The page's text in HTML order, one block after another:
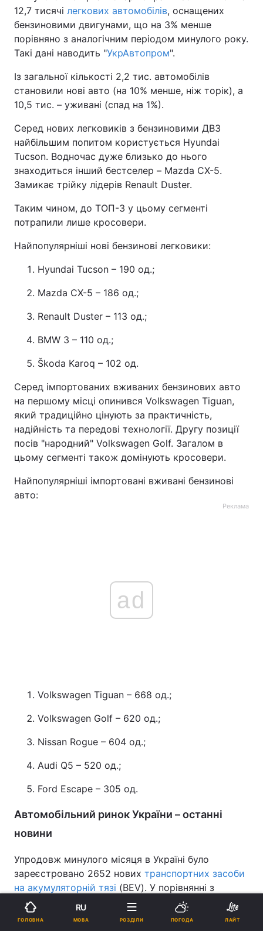
12,7 тисячі легкових автомобілів, оснащених
бензиновими двигунами, що на 3% менше
порівняно з аналогічним періодом минулого року.
Такі дані наводить "УкрАвтопром".
Із загальної кількості 2,2 тис. автомобілів
становили нові авто (на 10% менше, ніж торік), а
10,5 тис. – уживані (спад на 1%).
Серед нових легковиків з бензиновими ДВЗ
найбільшим попитом користується Hyundai
Tucson. Водночас дуже близько до нього
знаходиться інший бестселер – Mazda CX-5.
Замикає трійку лідерів Renault Duster.
Таким чином, до ТОП-3 у цьому сегменті
потрапили лише кросовери.
Найпопулярніші нові бензинові легковики:
Hyundai Tucson – 190 од.;
Mazda CX-5 – 186 од.;
Renault Duster – 113 од.;
BMW 3 – 110 од.;
Škoda Karoq – 102 од.
Серед імпортованих вживаних бензинових авто
на першому місці опинився Volkswagen Tiguan,
який традиційно цінують за практичність,
надійність та передові технології. Другу позиції
посів "народний" Volkswagen Golf. Загалом в
цьому сегменті також домінують кросовери.
Найпопулярніші імпортовані вживані бензинові
авто:
Реклама
ad
Volkswagen Tiguan – 668 од.;
Volkswagen Golf – 620 од.;
Nissan Rogue – 604 од.;
Audi Q5 – 520 од.;
Ford Escape – 305 од.
Автомобільний ринок України – останні
новини
Упродовж минулого місяця в Україні було
зареєстровано 2652 нових транспортних засоби
на акумуляторній тязі (BEV). У порівнянні з
аналогічним періодом минулого року попит на
електромобілі знизився на 57%.
ГОЛОВНА
RU
МОВА РОЗДІЛИ ПОГОДА ЛАЙТ